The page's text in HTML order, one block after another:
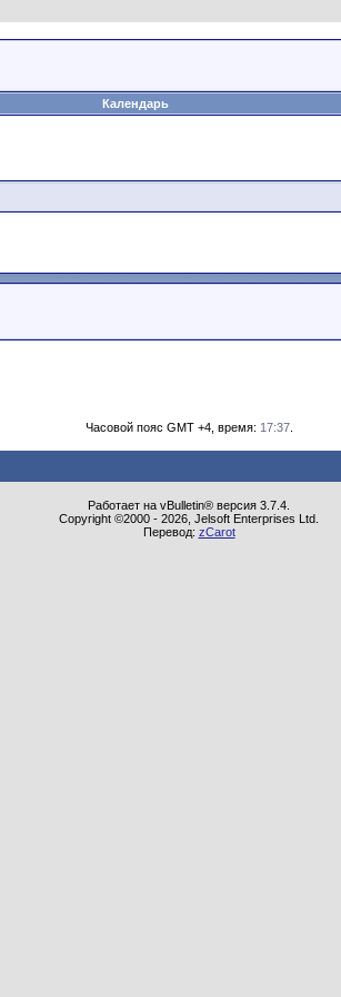
Календарь
Часовой пояс GMT +4, время: 17:37.
Работает на vBulletin® версия 3.7.4.
Copyright ©2000 - 2026, Jelsoft Enterprises Ltd.
Перевод: zCarot